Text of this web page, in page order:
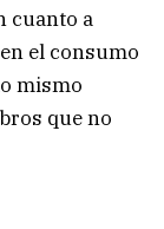
cuanto a
el consumo
mismo
que no